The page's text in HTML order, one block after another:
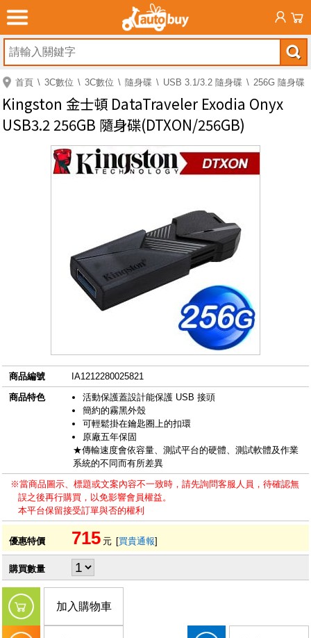
首頁 3C數位 3C數位 隨身碟 USB 3.1/3.2 隨身碟 256G 隨身碟
Kingston 金士頓 DataTraveler Exodia Onyx
USB3.2 256GB 隨身碟(DTXON/256GB)
商品編號
IA1212280025821
商品特色
活動保護蓋設計能保護 USB 接頭
簡約的霧黑外殼
可輕鬆掛在鑰匙圈上的扣環
原廠五年保固
★傳輸速度會依容量、測試平台的硬體、測試軟體及作業
系統的不同而有所差異
※當商品圖示、標題或文案內容不一致時，請先詢問客服人員，待確認無
誤之後再行購買，以免影響會員權益。
本平台保留接受訂單與否的權利
優惠特價 715 元 [買貴通報]
購買數量
加入購物車